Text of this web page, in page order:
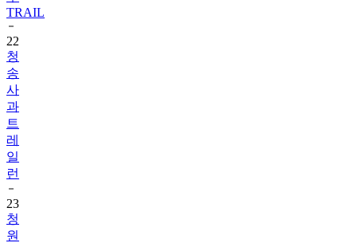
TRAIL
22
청
송
사
과
트
레
일
런
23
청
원